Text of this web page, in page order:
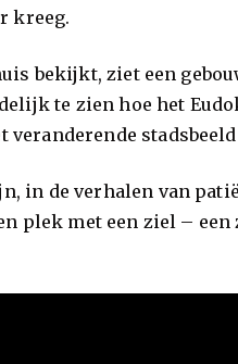
kreeg.
bekijkt, ziet een
te zien hoe het
in de verhalen van
plek met een ziel –